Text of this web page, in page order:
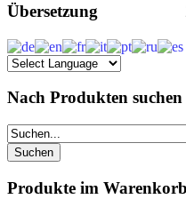
Übersetzung
Nach Produkten suchen
Produkte im Warenkorb